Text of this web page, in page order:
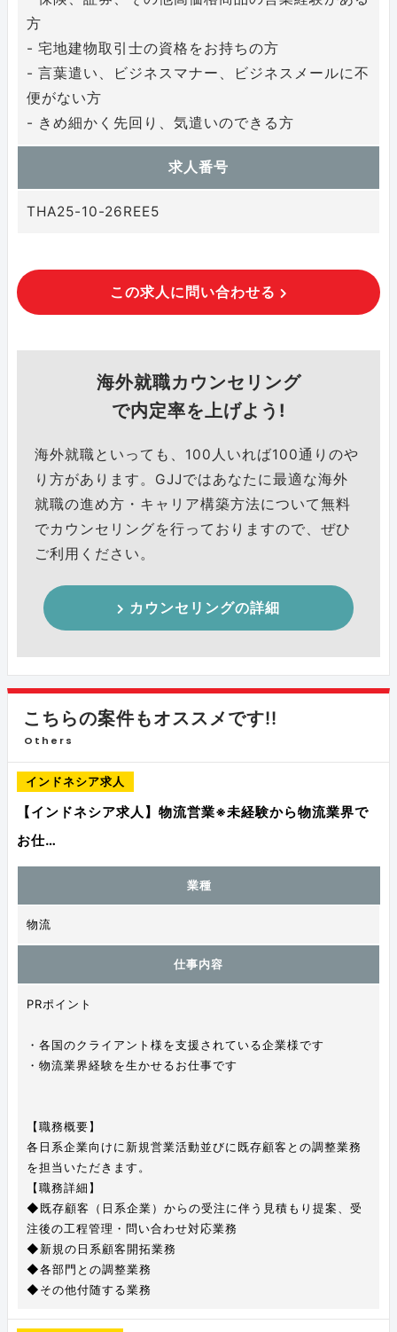
方
- 宅地建物取引士の資格をお持ちの方
- 言葉遣い、ビジネスマナー、ビジネスメールに不
便がない方
- きめ細かく先回り、気遣いのできる方
求人番号
THA25-10-26REE5
この求人に問い合わせる
海外就職カウンセリング
で内定率を上げよう!
海外就職といっても、100人いれば100通りのや
り方があります。GJJではあなたに最適な海外
就職の進め方・キャリア構築方法について無料
でカウンセリングを行っておりますので、ぜひ
ご利用ください。
カウンセリングの詳細
こちらの案件もオススメです!!
Others
インドネシア求人
【インドネシア求人】物流営業※未経験から物流業界で
お仕…
業種
物流
仕事内容
PRポイント
・各国のクライアント様を支援されている企業様です
・物流業界経験を生かせるお仕事です
【職務概要】
各日系企業向けに新規営業活動並びに既存顧客との調整業務
を担当いただきます。
【職務詳細】
◆既存顧客（日系企業）からの受注に伴う見積もり提案、受
注後の工程管理・問い合わせ対応業務
◆新規の日系顧客開拓業務
◆各部門との調整業務
◆その他付随する業務